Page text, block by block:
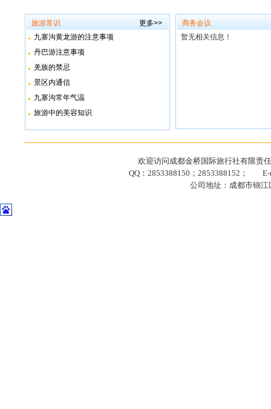
旅游常识
更多>>
九寨沟黄龙游的注意事项
丹巴游注意事项
羌族的禁忌
景区内通信
九寨沟常年气温
旅游中的美容知识
商务会议
暂无相关信息！
欢迎访问成都金桥国际旅行社有限责
QQ：2853388150；2853388152； E-
公司地址：成都市锦